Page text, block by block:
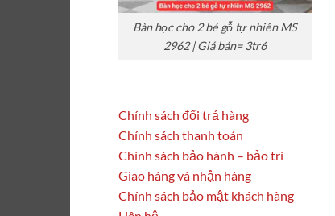
Bàn học cho 2 bé gỗ tự nhiên MS
2962 | Giá bán= 3tr6
Chính sách đổi trả hàng
Chính sách thanh toán
Chính sách bảo hành – bảo trì
Giao hàng và nhận hàng
Chính sách bảo mật khách hàng